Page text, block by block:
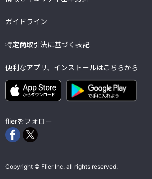
ガイドライン
特定商取引法に基づく表記
便利なアプリ、インストールはこちらから
flierをフォロー
Copyright © Flier Inc. all rights reserved.